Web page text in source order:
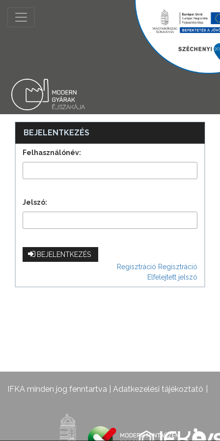
BEJELENTKEZÉS
Felhasználónév:
Jelszó:
BEJELENTKEZÉS
Regisztráció Regisztráció
Elfelejtett jelszó
IFKA minden jog fenntartva | Adatkezelési tájékoztató